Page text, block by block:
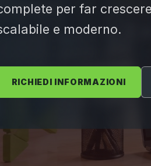
per far
e moderno.
RICHIEDI INFORMAZIONI